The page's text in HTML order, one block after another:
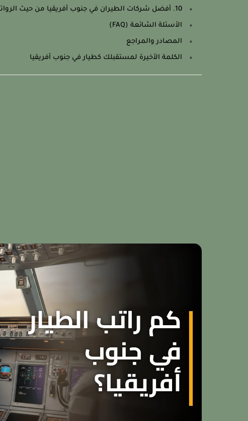
10. أفضل شركات الطيران في جنوب أفريقيا من حيث الرواتب والمزايا الوظيفية.
الأسئلة الشائعة (FAQ)
المصادر والمراجع
الكلمة الأخيرة لمستقبلك كطيار في جنوب أفريقيا